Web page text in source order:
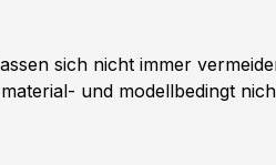
sich nicht immer
und modellbedingt